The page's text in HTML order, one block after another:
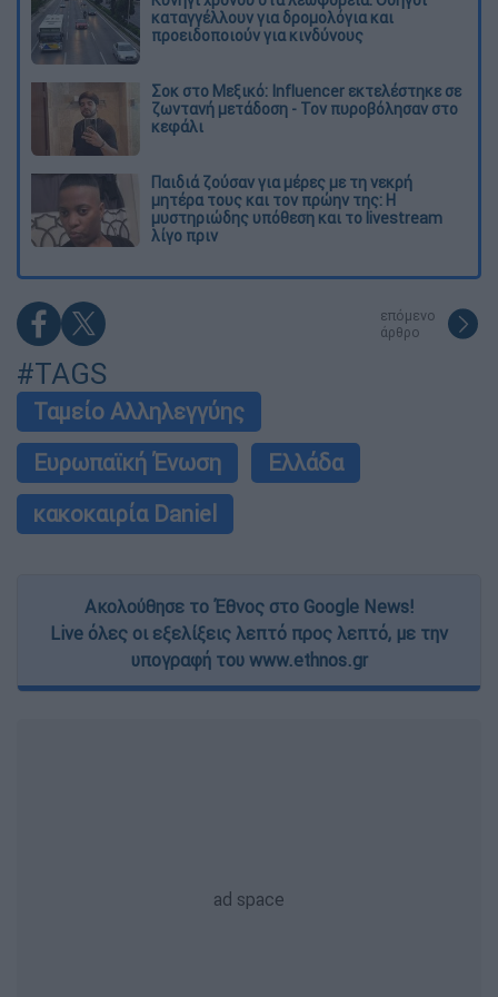
καταγγέλλουν για δρομολόγια και
προειδοποιούν για κινδύνους
Σοκ στο Μεξικό: Influencer εκτελέστηκε σε
ζωντανή μετάδοση - Τον πυροβόλησαν στο
κεφάλι
Παιδιά ζούσαν για μέρες με τη νεκρή
μητέρα τους και τον πρώην της: Η
μυστηριώδης υπόθεση και το livestream
λίγο πριν
επόμενο
άρθρο
#TAGS
Ταμείο Αλληλεγγύης
Ευρωπαϊκή Ένωση
Ελλάδα
κακοκαιρία Daniel
Ακολούθησε το Έθνος στο Google News!
Live όλες οι εξελίξεις λεπτό προς λεπτό, με την
υπογραφή του www.ethnos.gr